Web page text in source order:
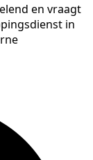
en vraagt
in